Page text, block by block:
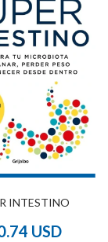
INTESTINO
USD